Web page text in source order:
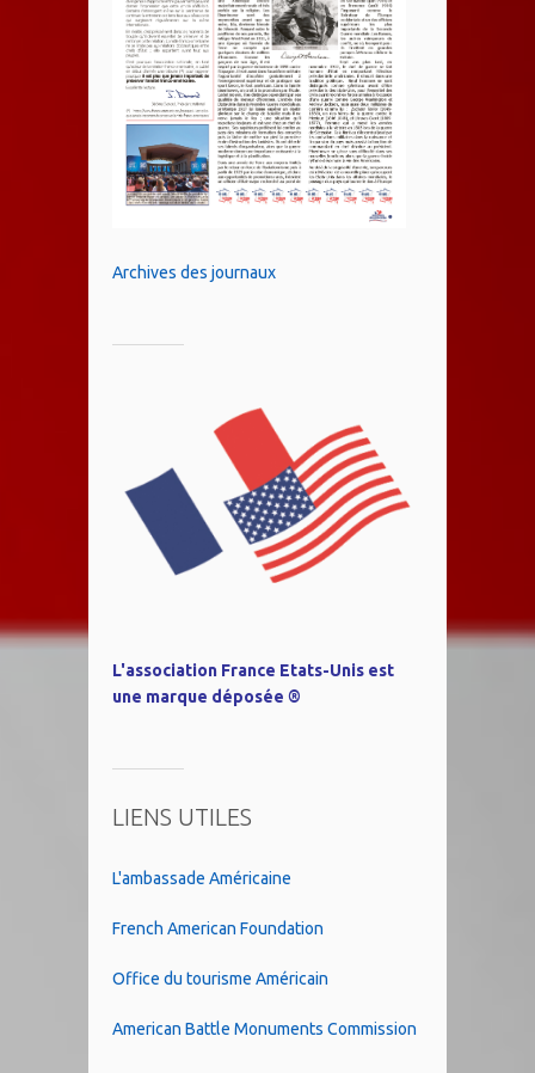
Archives des journaux
L'association France Etats-Unis est
une marque déposée ®
LIENS UTILES
L'ambassade Américaine
French American Foundation
Office du tourisme Américain
American Battle Monuments Commission